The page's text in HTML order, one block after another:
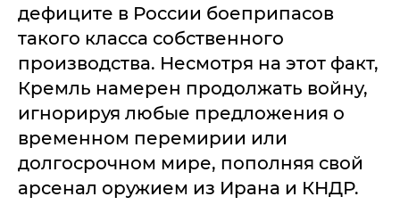
дефиците в России боеприпасов
такого класса собственного
производства. Несмотря на этот факт,
Кремль намерен продолжать войну,
игнорируя любые предложения о
временном перемирии или
долгосрочном мире, пополняя свой
арсенал оружием из Ирана и КНДР.